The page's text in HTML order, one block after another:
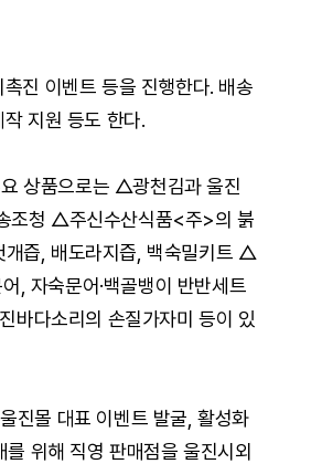
진 이벤트 등을 진행한다. 배송
지원 등도 한다.
상품으로는 △광천김과 울진
조청 △주신수산식품<주>의 붉
즙, 배도라지즙, 백숙밀키트 △
, 자숙문어·백골뱅이 반반세트
바다소리의 손질가자미 등이 있
진몰 대표 이벤트 발굴, 활성화
위해 직영 판매점을 울진시외